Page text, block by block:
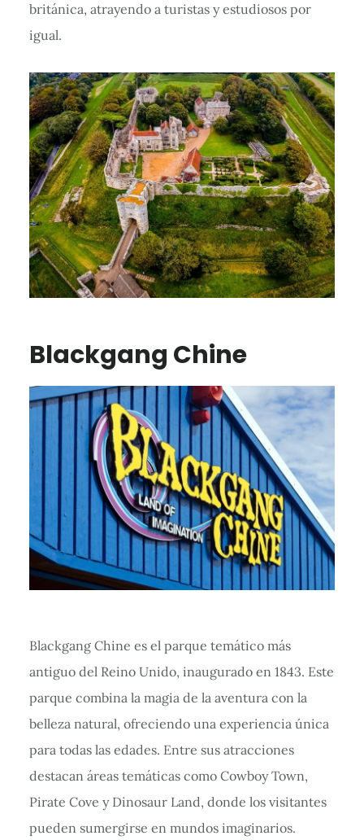
británica, atrayendo a turistas y estudiosos por
igual.
Blackgang Chine
Blackgang Chine es el parque temático más
antiguo del Reino Unido, inaugurado en 1843. Este
parque combina la magia de la aventura con la
belleza natural, ofreciendo una experiencia única
para todas las edades. Entre sus atracciones
destacan áreas temáticas como Cowboy Town,
Pirate Cove y Dinosaur Land, donde los visitantes
pueden sumergirse en mundos imaginarios.